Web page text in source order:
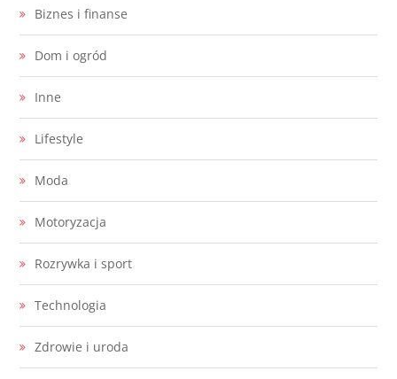
Biznes i finanse
Dom i ogród
Inne
Lifestyle
Moda
Motoryzacja
Rozrywka i sport
Technologia
Zdrowie i uroda